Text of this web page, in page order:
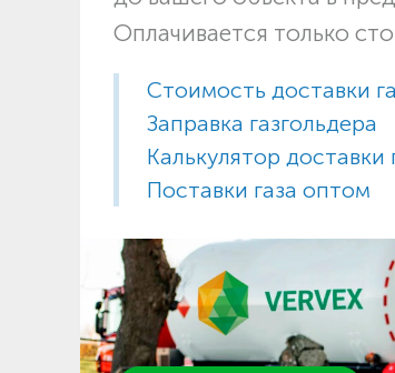
Оплачивается только
Стоимость доставки
Заправка газгольдера
Калькулятор доставки
Поставки газа оптом